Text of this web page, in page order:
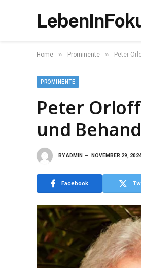
Home » Prominente » Peter
PROMINENTE
Peter
und
BYADMIN NOVEMBER 29,
Facebook